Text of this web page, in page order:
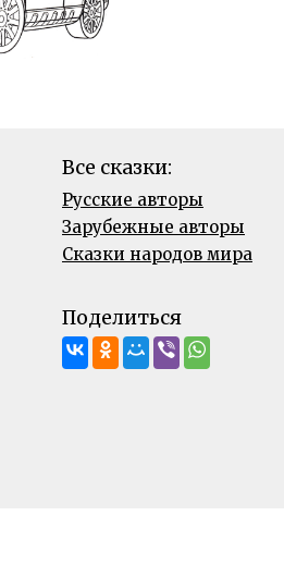
Все сказки:
Русские авторы
Зарубежные авторы
Сказки народов мира
Поделиться